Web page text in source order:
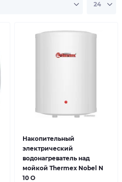
Накопительный
электрический
водонагреватель над
мойкой Thermex Nobel N
10 O